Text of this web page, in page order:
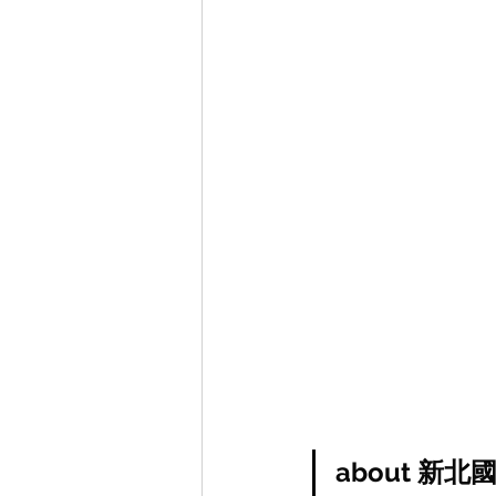
about 新北